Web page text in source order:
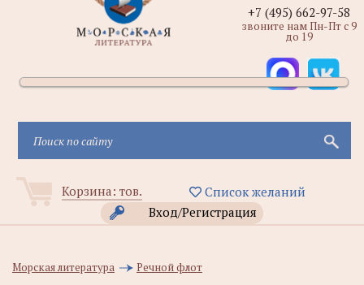
Корзина: тов.
Список желаний
Вход/Регистрация
+7 (495) 662-97-58
звоните нам Пн-Пт с 9
до 19
Морская литература Речной флот